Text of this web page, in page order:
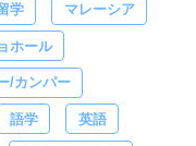
学 マレーシア
ホール
/カンパー
語学 英語